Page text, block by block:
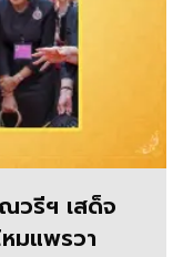
วรีฯ เสด็จ
มแพรวา